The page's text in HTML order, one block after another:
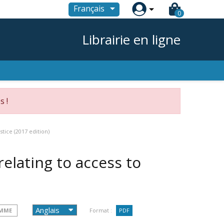
Français  0
Librairie en ligne
!
(2017 edition)
to access to
Format : PDF